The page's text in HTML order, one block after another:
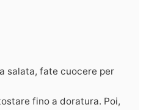
salata, fate cuocere per
fino a doratura. Poi,